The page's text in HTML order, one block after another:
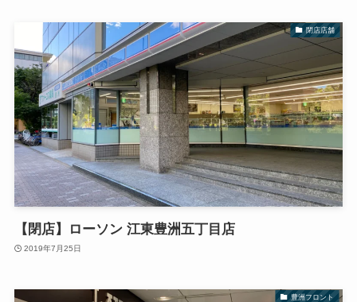
閉店店舗
【閉店】ローソン 江東豊洲五丁目店
2019年7月25日
豊洲フロント